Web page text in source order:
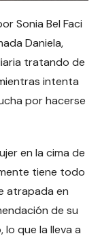
Sonia Bel Faci
Daniela,
tratando de
intenta
por hacerse
en la cima de
tiene todo
atrapada en
de su
lo que la lleva a